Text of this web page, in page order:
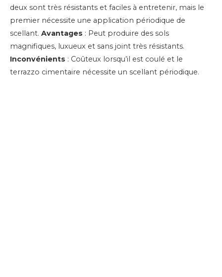
deux sont très résistants et faciles à entretenir, mais le
premier nécessite une application périodique de
scellant. Avantages : Peut produire des sols
magnifiques, luxueux et sans joint très résistants.
Inconvénients : Coûteux lorsqu’il est coulé et le
terrazzo cimentaire nécessite un scellant périodique.